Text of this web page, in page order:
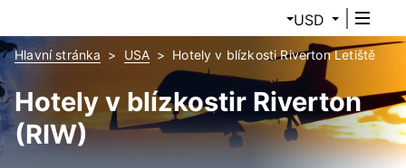
USD
Hlavní stránka USA Hotely v blízkosti Riverton Letiště
Hotely v blízkostir Riverton
(RIW)